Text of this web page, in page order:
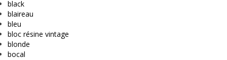
black
blaireau
bleu
bloc résine vintage
blonde
bocal